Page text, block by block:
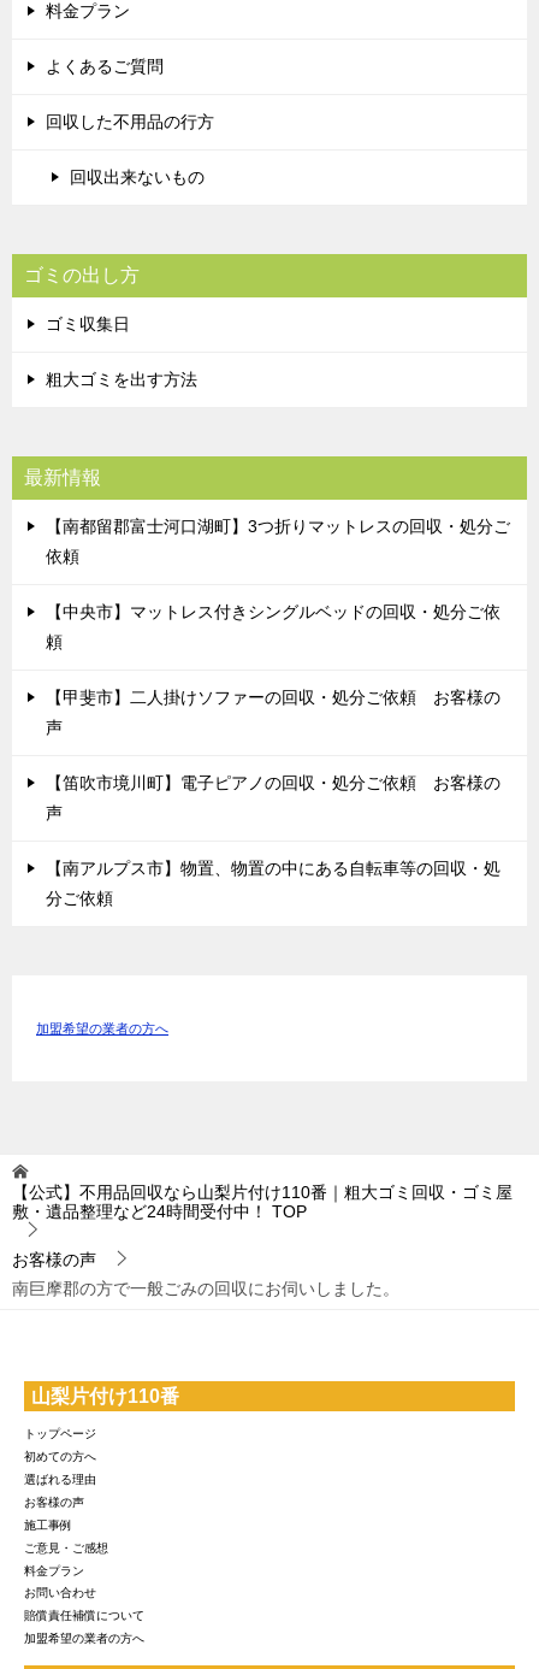
料金プラン
よくあるご質問
回収した不用品の行方
回収出来ないもの
ゴミの出し方
ゴミ収集日
粗大ゴミを出す方法
最新情報
【南都留郡富士河口湖町】3つ折りマットレスの回収・処分ご
依頼
【中央市】マットレス付きシングルベッドの回収・処分ご依
頼
【甲斐市】二人掛けソファーの回収・処分ご依頼 お客様の
声
【笛吹市境川町】電子ピアノの回収・処分ご依頼 お客様の
声
【南アルプス市】物置、物置の中にある自転車等の回収・処
分ご依頼
加盟希望の業者の方へ
【公式】不用品回収なら山梨片付け110番｜粗大ゴミ回収・ゴミ屋
敷・遺品整理など24時間受付中！
TOP
お客様の声
南巨摩郡の方で一般ごみの回収にお伺いしました。
山梨片付け110番
トップページ
初めての方へ
選ばれる理由
お客様の声
施工事例
ご意見・ご感想
料金プラン
お問い合わせ
賠償責任補償について
加盟希望の業者の方へ